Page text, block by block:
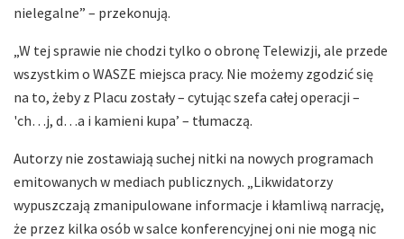
nielegalne” – przekonują.
„W tej sprawie nie chodzi tylko o obronę Telewizji, ale przede
wszystkim o WASZE miejsca pracy. Nie możemy zgodzić się
na to, żeby z Placu zostały – cytując szefa całej operacji –
'ch…j, d…a i kamieni kupa’ – tłumaczą.
Autorzy nie zostawiają suchej nitki na nowych programach
emitowanych w mediach publicznych. „Likwidatorzy
wypuszczają zmanipulowane informacje i kłamliwą narrację,
że przez kilka osób w salce konferencyjnej oni nie mogą nic